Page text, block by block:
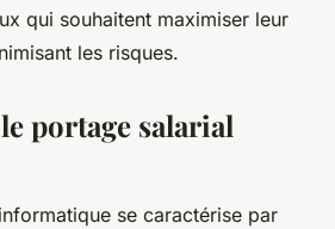
qui souhaitent maximiser leur
les risques.
portage salarial
se caractérise par